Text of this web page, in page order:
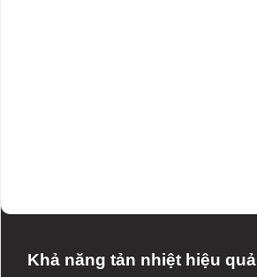
Khả năng tản nhiệt hiệu quả